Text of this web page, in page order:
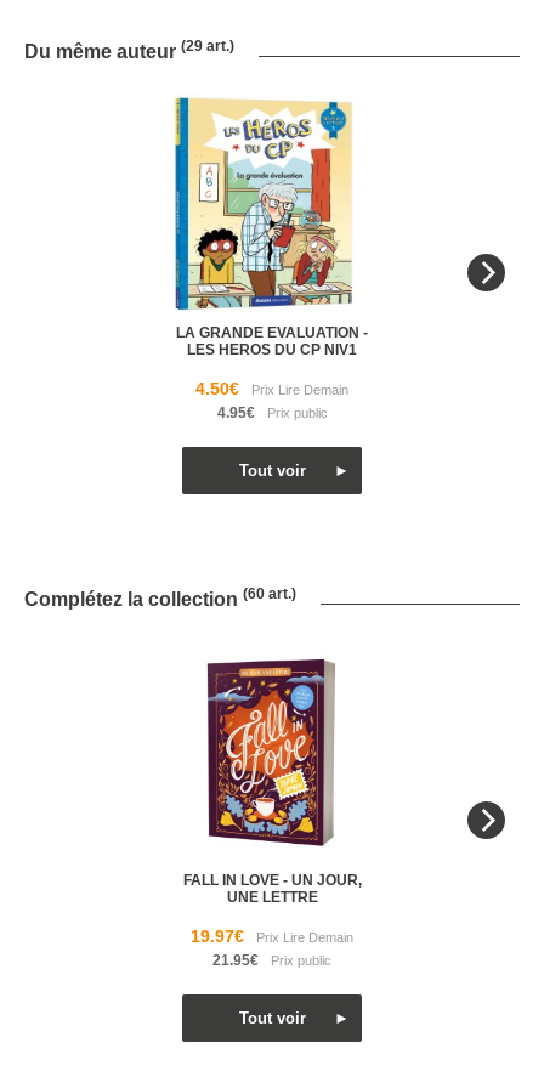
Du même auteur (29 art.)
LA GRANDE EVALUATION -
LES HEROS DU CP NIV1
4.50€
4.95€
Complétez la collection (60 art.)
FALL IN LOVE - UN JOUR,
UNE LETTRE
19.97€
21.95€